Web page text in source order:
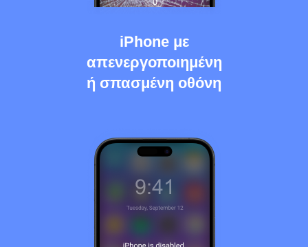
iPhone με
απενεργοποιημένη
ή σπασμένη οθόνη